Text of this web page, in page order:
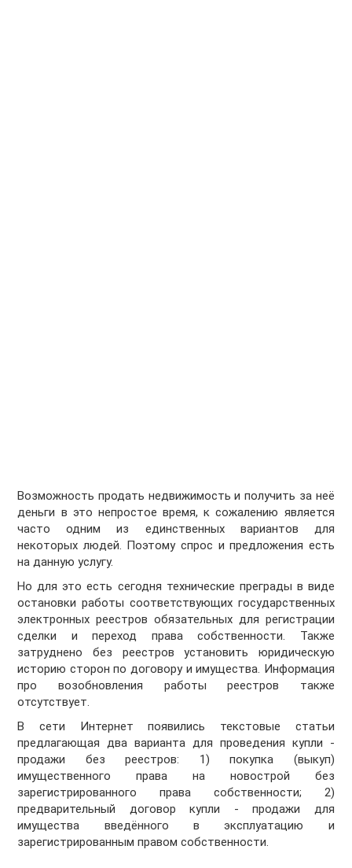
Возможность продать недвижимость и получить за неё
деньги в это непростое время, к сожалению является
часто одним из единственных вариантов для
некоторых людей. Поэтому спрос и предложения есть
на данную услугу.
Но для это есть сегодня технические преграды в виде
остановки работы соответствующих государственных
электронных реестров обязательных для регистрации
сделки и переход права собственности. Также
затруднено без реестров установить юридическую
историю сторон по договору и имущества. Информация
про возобновления работы реестров также
отсутствует.
В сети Интернет появились текстовые статьи
предлагающая два варианта для проведения купли -
продажи без реестров: 1) покупка (выкуп)
имущественного права на новострой без
зарегистрированного права собственности; 2)
предварительный договор купли - продажи для
имущества введённого в эксплуатацию и
зарегистрированным правом собственности.